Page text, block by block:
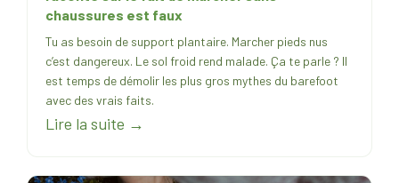
chaussures est faux
Tu as besoin de support plantaire. Marcher pieds nus
c’est dangereux. Le sol froid rend malade. Ça te parle ? Il
est temps de démolir les plus gros mythes du barefoot
avec des vrais faits.
Lire la suite →